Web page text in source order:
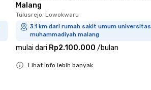
Malang
Tulusrejo, Lowokwaru
3.1 km dari rumah sakit umum universitas
muhammadiyah malang
mulai dari Rp2.100.000 /bulan
Lihat info lebih banyak